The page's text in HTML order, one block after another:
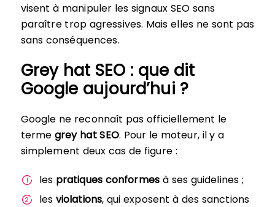
visent à manipuler les signaux SEO sans
paraître trop agressives. Mais elles ne sont pas
sans conséquences.
Grey hat SEO : que dit
Google aujourd’hui ?
Google ne reconnaît pas officiellement le
terme grey hat SEO. Pour le moteur, il y a
simplement deux cas de figure :
les pratiques conformes à ses guidelines ;
les violations, qui exposent à des sanctions